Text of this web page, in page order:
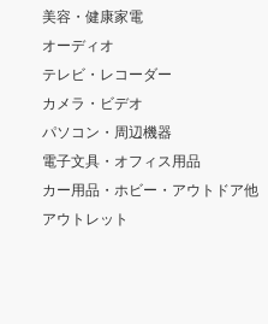
美容・健康家電
オーディオ
テレビ・レコーダー
カメラ・ビデオ
パソコン・周辺機器
電子文具・オフィス用品
カー用品・ホビー・アウトドア他
アウトレット